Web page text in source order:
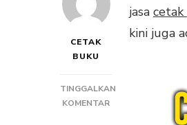
CETAK
BUKU
TINGGALKAN
KOMENTARPADA
jasa
kini juga